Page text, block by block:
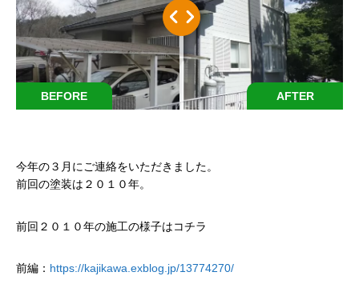
BEFORE AFTER
今年の３月にご連絡をいただきました。
前回の塗装は２０１０年。
前回２０１０年の施工の様子はコチラ
前編： https://kajikawa.exblog.jp/13774270/